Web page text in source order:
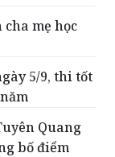
mẹ học
5/9, thi tốt
Quang
bố điểm